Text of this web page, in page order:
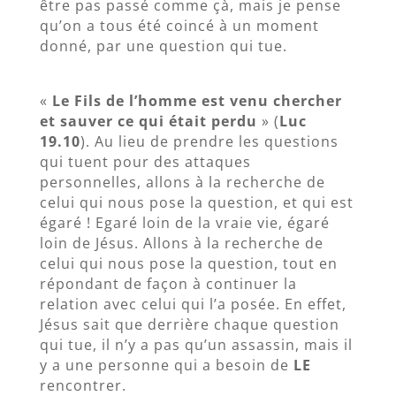
être pas passé comme çà, mais je pense
qu’on a tous été coincé à un moment
donné, par une question qui tue.
« Le Fils de l’homme est venu chercher
et sauver ce qui était perdu » (Luc
19.10). Au lieu de prendre les questions
qui tuent pour des attaques
personnelles, allons à la recherche de
celui qui nous pose la question, et qui est
égaré ! Egaré loin de la vraie vie, égaré
loin de Jésus. Allons à la recherche de
celui qui nous pose la question, tout en
répondant de façon à continuer la
relation avec celui qui l’a posée. En effet,
Jésus sait que derrière chaque question
qui tue, il n’y a pas qu’un assassin, mais il
y a une personne qui a besoin de LE
rencontrer.